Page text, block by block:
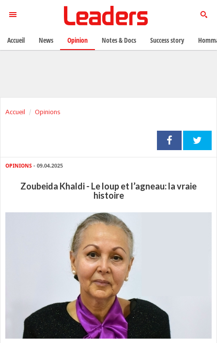
Accueil Opinions
OPINIONS - 09.04.2025
Zoubeida Khaldi - Le loup et l’agneau: la vraie
histoire
Accueil News Opinion Notes & Docs Success story